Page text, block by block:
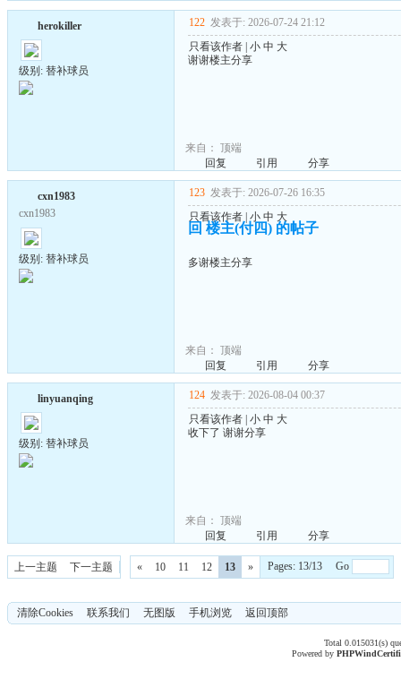
herokiller
级别: 替补球员
122 发表于: 2026-07-24 21:12
只看该作者 小 中 大
谢谢楼主分享
来自： 顶端
回复
引用 分享
cxn1983
cxn1983
级别: 替补球员
123 发表于: 2026-07-26 16:35
只看该作者 小 中 大
回 楼主(付四) 的帖子
多谢楼主分享
来自： 顶端
回复
引用 分享
linyuanqing
级别: 替补球员
124 发表于: 2026-08-04 00:37
只看该作者 小 中 大
收下了 谢谢分享
来自： 顶端
回复
引用 分享
上一主题 下一主题 « 10 11 12 13 » Pages: 13/13 Go
清除Cookies 联系我们 无图版 手机浏览 返回顶部
Total 0.015031(s)
Powered byPHPWind